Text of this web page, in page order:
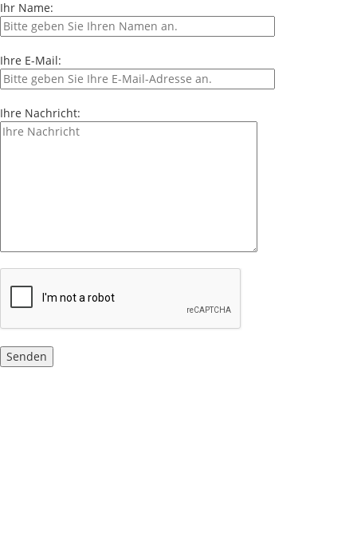
Ihr Name:
Ihre E-Mail:
Ihre Nachricht: